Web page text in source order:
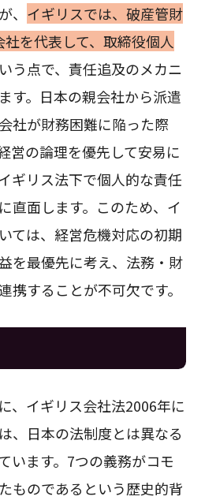
、 イギリスでは、破産管財
を代表して、取締役個人
う点で、責任追及のメカニ
す。日本の親会社から派遣
社が財務困難に陥った際
営の論理を優先して安易に
ギリス法下で個人的な責任
直面します。このため、イ
ては、経営危機対応の初期
を最優先に考え、法務・財
携することが不可欠です。
、イギリス会社法2006年に
、日本の法制度とは異なる
います。7つの義務がコモ
ものであるという歴史的背